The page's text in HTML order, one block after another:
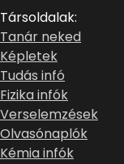
Társoldalak:
Tanár neked
Képletek
Tudás infó
Fizika infók
Verselemzések
Olvasónaplók
Kémia infók